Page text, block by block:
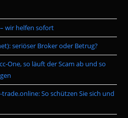
the
wir helfen sofort
seriöser Broker oder Betrug?
One, so läuft der Scam ab und so
So schützen Sie sich und